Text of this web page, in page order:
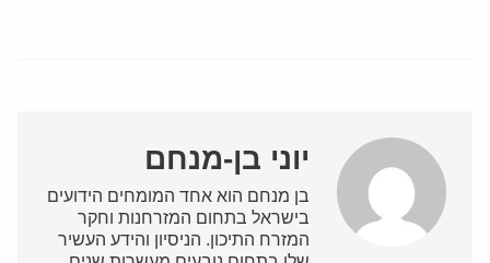
יוני בן-מנחם
בן מנחם הוא אחד המומחים הידועים
בישראל בתחום המזרחנות וחקר
המזרח התיכון. הניסיון והידע העשיר